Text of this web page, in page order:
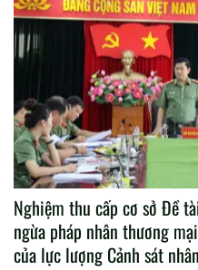
hội Đảng bộ Học viện.
Nghiệm thu cấp cơ sở Đề
ngừa pháp nhân thương
của lực lượng Cảnh sát